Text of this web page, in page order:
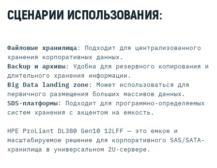
СЦЕНАРИИ ИСПОЛЬЗОВАНИЯ:
Файловые хранилища: Подходит для централизованного
хранения корпоративных данных.
Backup и архивы: Удобна для резервного копирования и
длительного хранения информации.
Big Data landing zone: Может использоваться для
первичного размещения больших массивов данных.
SDS-платформы: Подходит для программно-определяемых
систем хранения с акцентом на емкость.
HPE ProLiant DL380 Gen10 12LFF — это емкое и
масштабируемое решение для корпоративного SAS/SATA-
хранилища в универсальном 2U-сервере.